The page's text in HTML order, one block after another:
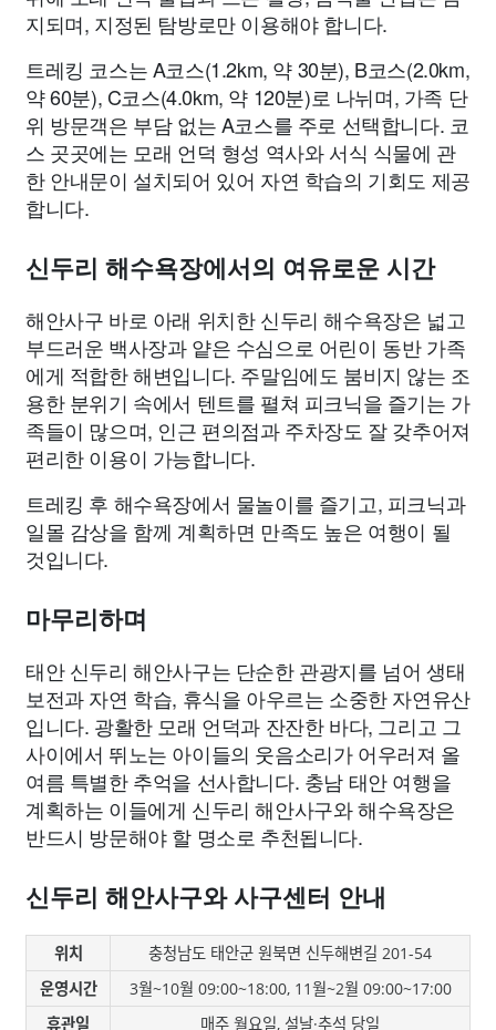
지되며, 지정된 탐방로만 이용해야 합니다.
트레킹 코스는 A코스(1.2km, 약 30분), B코스(2.0km,
약 60분), C코스(4.0km, 약 120분)로 나뉘며, 가족 단
위 방문객은 부담 없는 A코스를 주로 선택합니다. 코
스 곳곳에는 모래 언덕 형성 역사와 서식 식물에 관
한 안내문이 설치되어 있어 자연 학습의 기회도 제공
합니다.
신두리 해수욕장에서의 여유로운 시간
해안사구 바로 아래 위치한 신두리 해수욕장은 넓고
부드러운 백사장과 얕은 수심으로 어린이 동반 가족
에게 적합한 해변입니다. 주말임에도 붐비지 않는 조
용한 분위기 속에서 텐트를 펼쳐 피크닉을 즐기는 가
족들이 많으며, 인근 편의점과 주차장도 잘 갖추어져
편리한 이용이 가능합니다.
트레킹 후 해수욕장에서 물놀이를 즐기고, 피크닉과
일몰 감상을 함께 계획하면 만족도 높은 여행이 될
것입니다.
마무리하며
태안 신두리 해안사구는 단순한 관광지를 넘어 생태
보전과 자연 학습, 휴식을 아우르는 소중한 자연유산
입니다. 광활한 모래 언덕과 잔잔한 바다, 그리고 그
사이에서 뛰노는 아이들의 웃음소리가 어우러져 올
여름 특별한 추억을 선사합니다. 충남 태안 여행을
계획하는 이들에게 신두리 해안사구와 해수욕장은
반드시 방문해야 할 명소로 추천됩니다.
신두리 해안사구와 사구센터 안내
위치
충청남도 태안군 원북면 신두해변길 201-54
운영시간
3월~10월 09:00~18:00, 11월~2월 09:00~17:00
휴관일
매주 월요일, 설날·추석 당일